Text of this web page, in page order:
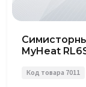
MyHeat
Код товара 7011